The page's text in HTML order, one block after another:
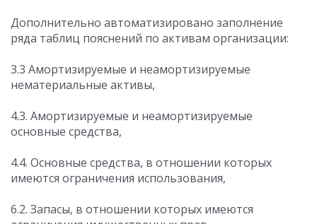
Дополнительно автоматизировано заполнение
ряда таблиц пояснений по активам организации:
3.3 Амортизируемые и неамортизируемые
нематериальные активы,
4.3. Амортизируемые и неамортизируемые
основные средства,
4.4. Основные средства, в отношении которых
имеются ограничения использования,
6.2. Запасы, в отношении которых имеются